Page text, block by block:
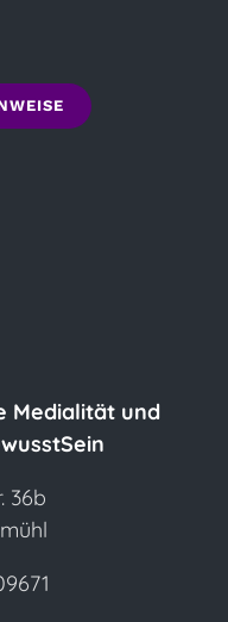
Medialität und
36b